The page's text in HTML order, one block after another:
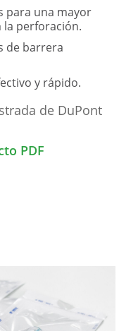
para una mayor
la perforación.
de barrera
y rápido.
de DuPont
PDF